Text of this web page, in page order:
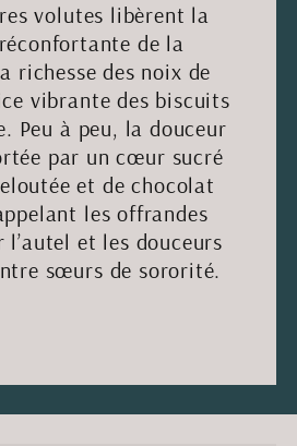
volutes libèrent la
de la
richesse des noix de
vibrante des biscuits
Peu à peu, la douceur
par un cœur sucré
et de chocolat
les offrandes
l’autel et les douceurs
sœurs de sororité.